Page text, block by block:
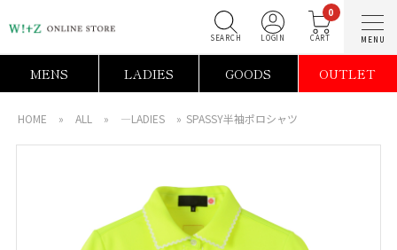
0
MENS LADIES GOODS OUTLET
HOME » ALL » ―LADIES » SPASSY半袖ポロシャツ